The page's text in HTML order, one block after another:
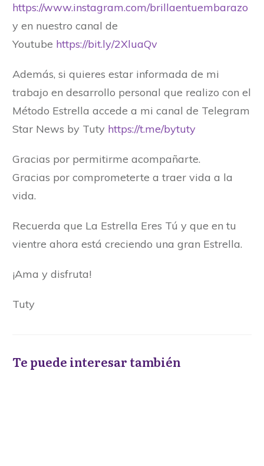
https://www.instagram.com/brillaentuembarazo
y en nuestro canal de
Youtube https://bit.ly/2XluaQv
Además, si quieres estar informada de mi
trabajo en desarrollo personal que realizo con el
Método Estrella accede a mi canal de Telegram
Star News by Tuty https://t.me/bytuty
Gracias por permitirme acompañarte.
Gracias por comprometerte a traer vida a la
vida.
Recuerda que La Estrella Eres Tú y que en tu
vientre ahora está creciendo una gran Estrella.
¡Ama y disfruta!
Tuty
Te puede interesar también